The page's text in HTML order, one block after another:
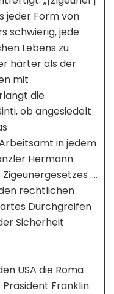
jeder Form von
schwierig, jede
Lebens zu
härter als der
mit
die
ob angesiedelt
in jedem
Hermann
….
rechtlichen
Durchgreifen
Sicherheit
USA die Roma
Franklin